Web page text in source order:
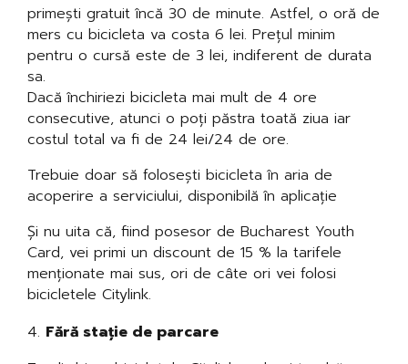
primești gratuit încă 30 de minute. Astfel, o oră de
mers cu bicicleta va costa 6 lei. Prețul minim
pentru o cursă este de 3 lei, indiferent de durata
sa.
Dacă închiriezi bicicleta mai mult de 4 ore
consecutive, atunci o poți păstra toată ziua iar
costul total va fi de 24 lei/24 de ore.
Trebuie doar să folosești bicicleta în aria de
acoperire a serviciului, disponibilă în aplicație
Și nu uita că, fiind posesor de Bucharest Youth
Card, vei primi un discount de 15 % la tarifele
menționate mai sus, ori de câte ori vei folosi
bicicletele Citylink.
Fără stație de parcare